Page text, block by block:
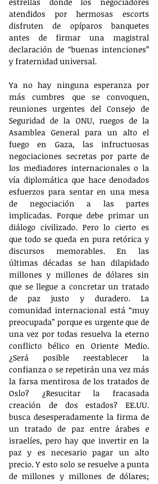
atendidos por hermosas escorts
disfruten de opíparos banquetes
antes de firmar una magistral
declaración de “buenas intenciones”
y fraternidad universal.
Ya no hay ninguna esperanza por
más cumbres que se convoquen,
reuniones urgentes del Consejo de
Seguridad de la ONU, ruegos de la
Asamblea General para un alto el
fuego en Gaza, las infructuosas
negociaciones secretas por parte de
los mediadores internacionales o la
vía diplomática que hace denodados
esfuerzos para sentar en una mesa
de negociación a las partes
implicadas. Porque debe primar un
diálogo civilizado. Pero lo cierto es
que todo se queda en pura retórica y
discursos memorables. En las
últimas décadas se han dilapidado
millones y millones de dólares sin
que se llegue a concretar un tratado
de paz justo y duradero. La
comunidad internacional está “muy
preocupada” porque es urgente que de
una vez por todas resuelva la eterno
conflicto bélico en Oriente Medio.
¿Será posible reestablecer la
confianza o se repetirán una vez más
la farsa mentirosa de los tratados de
Oslo? ¿Resucitar la fracasada
creación de dos estados? EE.UU.
busca desesperadamente la firma de
un tratado de paz entre árabes e
israelíes, pero hay que invertir en la
paz y es necesario pagar un alto
precio. Y esto solo se resuelve a punta
de millones y millones de dólares;